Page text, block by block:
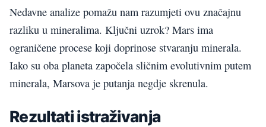
Nedavne analize pomažu nam razumjeti ovu značajnu
razliku u mineralima. Ključni uzrok? Mars ima
ograničene procese koji doprinose stvaranju minerala.
Iako su oba planeta započela sličnim evolutivnim putem
minerala, Marsova je putanja negdje skrenula.
Rezultati istraživanja